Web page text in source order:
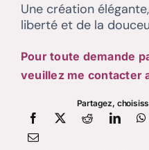
Une création
liberté et de la
Pour toute demande
veuillez me contacter
Partagez,